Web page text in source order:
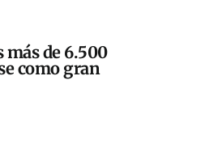
de 6.500
como gran